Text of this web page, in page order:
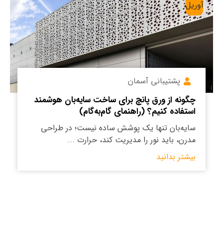
آوریل
پشتیبانی آسمان
چگونه از ورق پانچ برای ساخت سایه‌بان هوشمند
استفاده کنیم؟ (راهنمای گام‌به‌گام)
سایه‌بان تنها یک پوشش ساده نیست؛ در طراحی
مدرن، باید نور را مدیریت کند، حرارت ...
بیشتر بدانید